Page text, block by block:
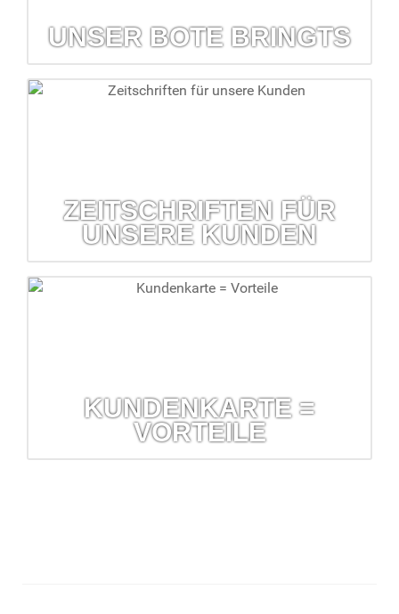
UNSER BOTE BRINGTS
Unser Bote bringts
ZEITSCHRIFTEN FÜR
UNSERE KUNDEN
Zeitschriften für unsere Kunden
KUNDENKARTE =
VORTEILE